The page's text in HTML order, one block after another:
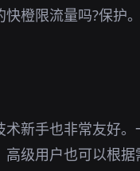
橙限流量吗?保护
新手也非常友好
级用户也可以根